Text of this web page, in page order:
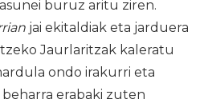
buruz aritu ziren.
jai ekitaldiak eta jarduera
Jaurlaritzak kaleratu
ondo irakurri eta
erabaki zuten